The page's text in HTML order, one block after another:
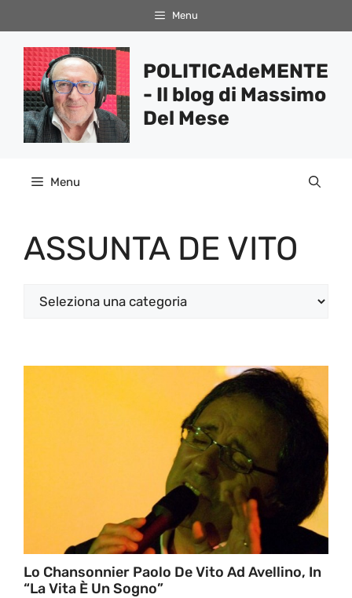
al
contenuto
Menu
POLITICAdeMENTE
- Il blog di Massimo
Del Mese
Menu
ASSUNTA DE VITO
Categorie
Lo Chansonnier Paolo De Vito Ad Avellino, In
“La Vita È Un Sogno”